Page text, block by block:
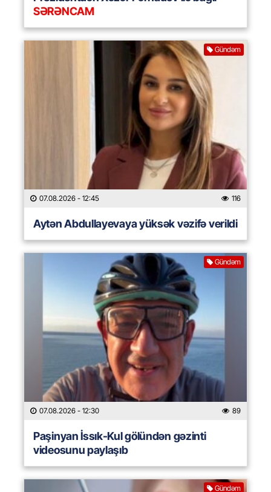
SƏRƏNCAM
Gündəm
07.08.2026 - 12:45 116
Aytən Abdullayevaya yüksək vəzifə verildi
Gündəm
07.08.2026 - 12:30 89
Paşinyan İssık-Kul gölündən gəzinti
videosunu paylaşıb
Gündəm